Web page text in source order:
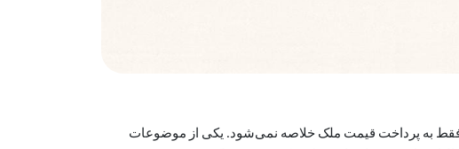
فقط به پرداخت قیمت ملک خلاصه نمی‌شود. یکی از موضوعات